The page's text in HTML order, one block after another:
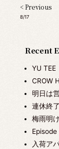
Recent
YU TEE
CROW
明日は
連休終了
梅雨明
入荷ア
< Previous
8/17